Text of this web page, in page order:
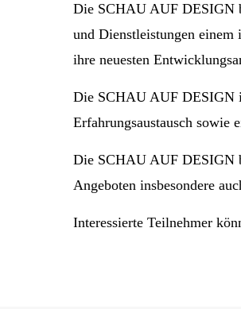
Die SCHAU AUF DESIGN
und Dienstleistungen
ihre neuesten
Die SCHAU AUF DESIGN
Erfahrungsaustausch sowie
Die SCHAU AUF DESIGN
Angeboten insbesondere
Interessierte Teilnehmer